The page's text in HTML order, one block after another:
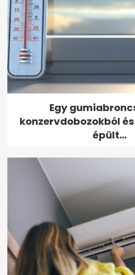
Egy
konzervdobozokból
épült...